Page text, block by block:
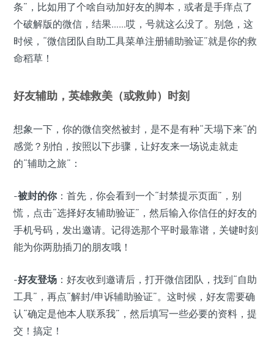
条”，比如用了个啥自动加好友的脚本，或者是手痒点了
个破解版的微信，结果……哎，号就这么没了。别急，这
时候，“微信团队自助工具菜单注册辅助验证”就是你的救
命稻草！
好友辅助，英雄救美（或救帅）时刻
想象一下，你的微信突然被封，是不是有种“天塌下来”的
感觉？别怕，按照以下步骤，让好友来一场说走就走
的“辅助之旅”：
-被封的你：首先，你会看到一个“封禁提示页面”，别
慌，点击“选择好友辅助验证”，然后输入你信任的好友的
手机号码，发出邀请。记得选那个平时最靠谱，关键时刻
能为你两肋插刀的朋友哦！
-好友登场 ：好友收到邀请后，打开微信团队，找到“自助
工具”，再点“解封/申诉辅助验证”。这时候，好友需要确
认“确定是他本人联系我”，然后填写一些必要的资料，提
交！搞定！